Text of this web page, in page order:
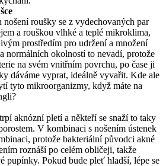
nošení roušky se z vydechovaných par
a rouškou vlhké a teplé mikroklima,
prostředím pro udržení a množení
normálních okolností to nevadí, protože
na svém vnitřním povrchu, po čase ji
dáváme vyprat, ideálně vyvařit. Kde ale
tyto mikroorganizmy, když máte na
aknózní pletí a někteří se snaží to taky
V kombinaci s nošením ústenek
protože bakteriální původci akné
roznáší po celém obličeji, takže
pupínky. Pokud bude pleť hladší, lépe se